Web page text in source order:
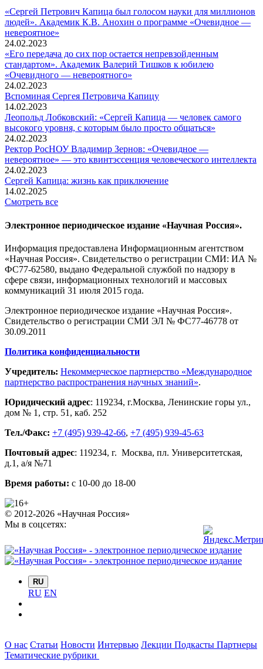
«Сергей Петрович Капица был голосом науки для миллионов
людей». Академик К.В. Анохин о программе «Очевидное —
невероятное»
24.02.2023
«Его передача до сих пор остается непревзойденным
стандартом». Академик Валерий Тишков к юбилею
«Очевидного — невероятного»
24.02.2023
Вспоминaя Сергея Петровича Капицу
14.02.2023
Леопольд Лобковский: «Сергей Капица — человек самого
высокого уровня, с которым было просто общаться»
24.02.2023
Ректор РосНОУ Владимир Зернов: «Очевидное —
невероятное» — это квинтэссенция человеческого интеллекта
24.02.2023
Сергей Капица: жизнь как приключение
14.02.2025
Смотреть все
Электронное периодическое издание «Научная Россия».
Информация предоставлена Информационным агентством
«Научная Россия». Свидетельство о регистрации СМИ: ИА №
ФС77-62580, выдано Федеральной службой по надзору в
сфере связи, информационных технологий и массовых
коммуникаций 31 июля 2015 года.
Электронное периодическое издание «Научная Россия».
Свидетельство о регистрации СМИ ЭЛ № ФС77-46778 от
30.09.2011
Политика конфиденциальности
Учредитель: Некоммерческое партнерство «Международное
партнерство распространения научных знаний».
Юридический адрес: 119234, г.Москва, Ленинские горы ул.,
дом № 1, стр. 51 , каб. 252
Тел./Факс: +7 (495) 939-42-66, +7 (495) 939-45-63
Почтовый адрес: 119234, г. Москва, пл. Университетская,
д.1 , а/я №71
Время работы: с 10-00 до 18-00
© 2012-2026 «Научная Россия»
Мы в соцсетях:
RU
RU EN
О нас Статьи Новости Интервью Лекции Подкасты Партнеры
Тематические рубрики